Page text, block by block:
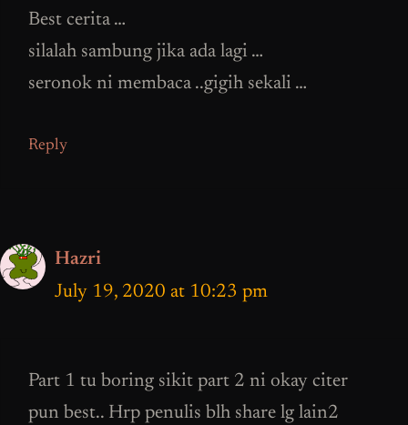
Best cerita …
silalah sambung jika ada lagi …
seronok ni membaca ..gigih sekali …
Reply
Hazri
July 19, 2020 at 10:23 pm
Part 1 tu boring sikit part 2 ni okay citer
pun best.. Hrp penulis blh share lg lain2